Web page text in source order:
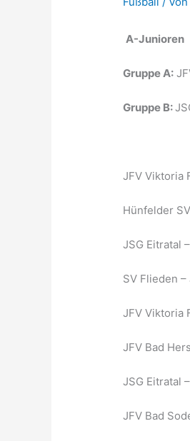
A-Junioren
Gruppe A:
Gruppe B:
JFV Viktoria
Hünfelder
JSG Eitratal
SV Flieden
JFV Viktoria
JFV Bad
JSG Eitratal
JFV Bad